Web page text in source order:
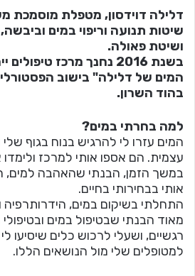
שיטות תנועה וריפוי במים
ושיטת פאולה.
בשנת 2016 נחנך מרכז
המים של דלילה" בישוב
בהוד השרון.
למה בחרתי במים?
המים עזרו לי להרגיש בנוח בגוף
עצמית. הם אספו אותי למרכז
במשך הזמן, הבנתי שהאהבה למים,
אותי בבחירותי בחיים.
התחלתי בשיקום במים, הידרותרפיה
מאוד הבנתי שבטיפול במים
רגשיים, ושעלי לרכוש כלים שיסיעו לי
למטופלים שלי מול הנושאים הללו.